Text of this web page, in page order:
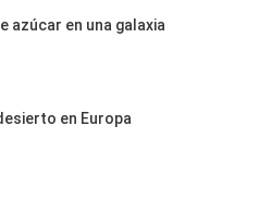
azúcar en una galaxia
en Europa